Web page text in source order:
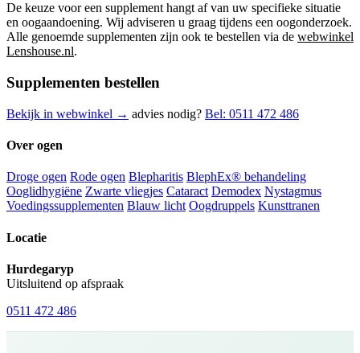
De keuze voor een supplement hangt af van uw specifieke situatie
en oogaandoening. Wij adviseren u graag tijdens een oogonderzoek.
Alle genoemde supplementen zijn ook te bestellen via de webwinkel
Lenshouse.nl.
Supplementen bestellen
Bekijk in webwinkel → advies nodig? Bel: 0511 472 486
Over ogen
Droge ogen Rode ogen Blepharitis BlephEx® behandeling
Ooglidhygiëne Zwarte vliegjes Cataract Demodex Nystagmus
Voedingssupplementen Blauw licht Oogdruppels Kunsttranen
Locatie
Hurdegaryp
Uitsluitend op afspraak
0511 472 486